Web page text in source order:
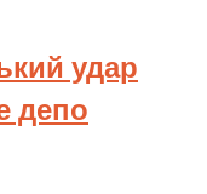
удар
депо